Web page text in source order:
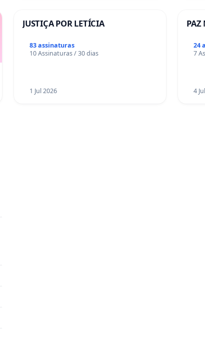
JUSTIÇA POR LETÍCIA
83 assinaturas
10 Assinaturas / 30 dias
1 Jul 2026
PAZ
24
7
4